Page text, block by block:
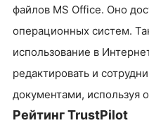
файлов MS Office. Оно
операционных систем.
использование в
редактировать и
документами, используя
Рейтинг TrustPilot